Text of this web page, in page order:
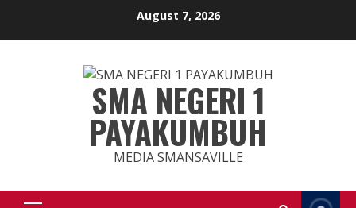
August 7, 2026
SMA NEGERI 1
PAYAKUMBUH
MEDIA SMANSAVILLE